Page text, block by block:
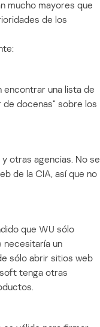
mucho mayores que
de los
encontrar una lista de
docenas” sobre los
otras agencias. No se
de la CIA, así que no
que WU sólo
necesitaría un
sólo abrir sitios web
tenga otras